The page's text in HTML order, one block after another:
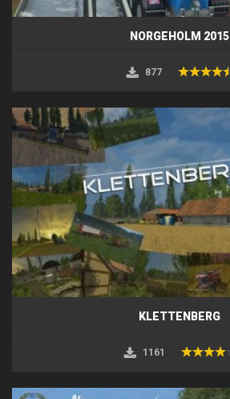
NORGEHOLM 2015
877
KLETTENBERG
1161